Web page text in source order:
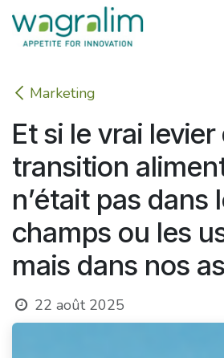
Se rendre au contenu
Marketing
Et si le vrai levier
transition
n’était pas dans
champs ou les
mais dans nos
22 août 2025